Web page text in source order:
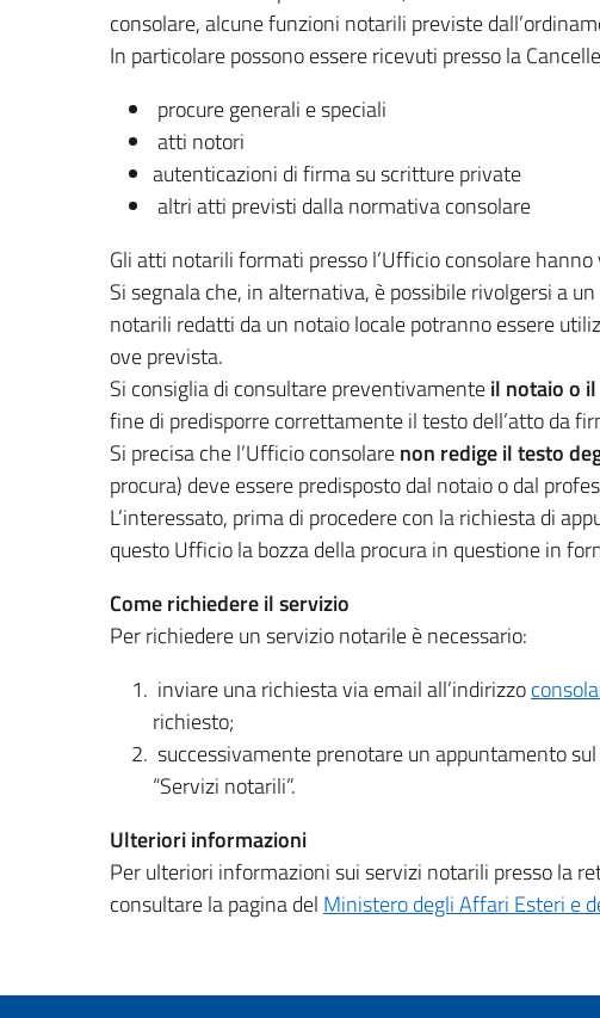
consolare, alcune funzioni notarili previste
In particolare possono essere ricevuti presso la
procure generali e speciali
atti notori
autenticazioni di firma su scritture private
altri atti previsti dalla normativa consolare
Gli atti notarili formati presso l’Ufficio consolare
Si segnala che, in alternativa, è possibile rivolgersi a
notarili redatti da un notaio locale potranno essere
ove prevista.
Si consiglia di consultare preventivamenteil notaio o
fine di predisporre correttamente il testo dell’atto da
Si precisa che l’Ufficio consolarenon redige il testo
procura) deve essere predisposto dal notaio o dal
L’interessato, prima di procedere con la richiesta di
questo Ufficio la bozza della procura in questione in
Come richiedere il servizio
Per richiedere un servizio notarile è necessario:
inviare una richiesta via email all’indirizzo
richiesto;
successivamente prenotare un appuntamento
“Servizi notarili”.
Ulteriori informazioni
Per ulteriori informazioni sui servizi notarili presso la
consultare la pagina del Ministero degli Affari Esteri e